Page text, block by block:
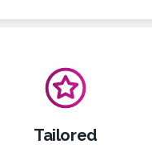
Tailored